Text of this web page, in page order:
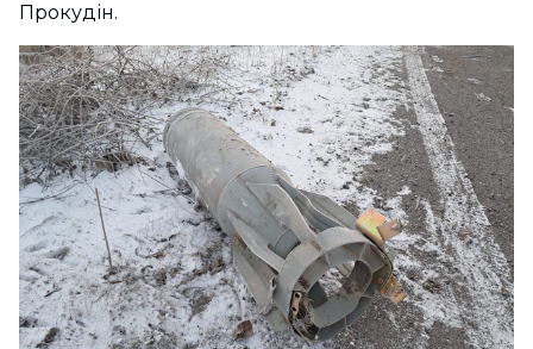
Прокудін.